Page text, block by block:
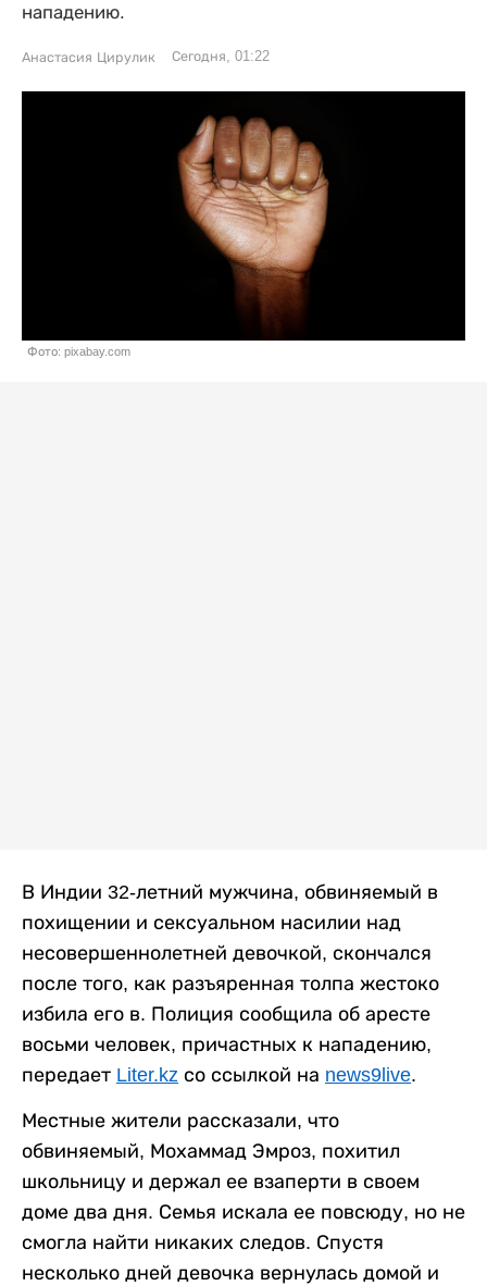
нападению.
Анастасия Цирулик Сегодня, 01:22
Фото: pixabay.com
В Индии 32-летний мужчина, обвиняемый в
похищении и сексуальном насилии над
несовершеннолетней девочкой, скончался
после того, как разъяренная толпа жестоко
избила его в. Полиция сообщила об аресте
восьми человек, причастных к нападению,
передает Liter.kz со ссылкой на news9live.
Местные жители рассказали, что
обвиняемый, Мохаммад Эмроз, похитил
школьницу и держал ее взаперти в своем
доме два дня. Семья искала ее повсюду, но не
смогла найти никаких следов. Спустя
несколько дней девочка вернулась домой и